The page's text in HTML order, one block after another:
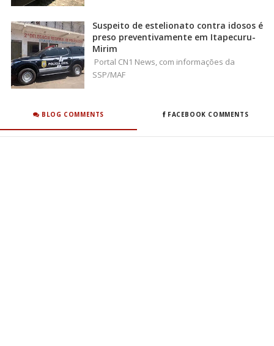
Suspeito de estelionato contra idosos é
preso preventivamente em Itapecuru-
Mirim
Portal CN1 News, com informações da
SSP/MAF
BLOG COMMENTS FACEBOOK COMMENTS